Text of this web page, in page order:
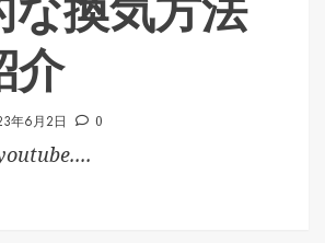
介
年6月2日 0